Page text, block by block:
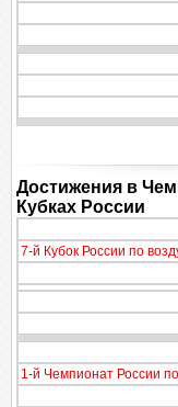
Достижения в
Кубках России
7-й Кубок России по
1-й Чемпионат России